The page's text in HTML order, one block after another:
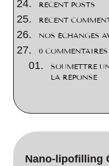
RECENT POSTS
RECENT
NOS ÉCHANGES
0 COMMENTAIRES
SOUMETTRE
LA RÉPONSE
Nano-lipofilling